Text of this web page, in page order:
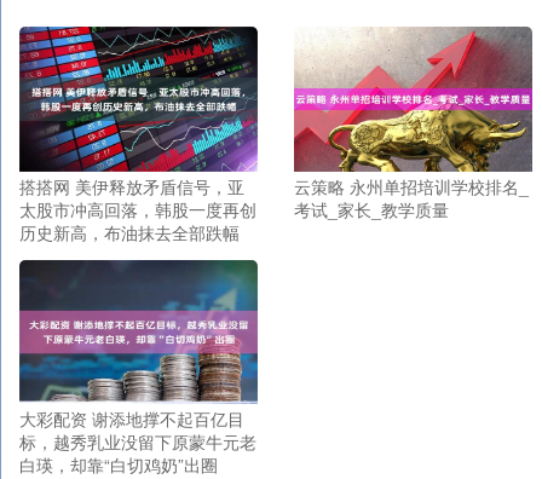
搭搭网 美伊释放矛盾信号，亚
太股市冲高回落，韩股一度再创
历史新高，布油抹去全部跌幅
云策略 永州单招培训学校排名_
考试_家长_教学质量
大彩配资 谢添地撑不起百亿目
标，越秀乳业没留下原蒙牛元老
白瑛，却靠“白切鸡奶”出圈